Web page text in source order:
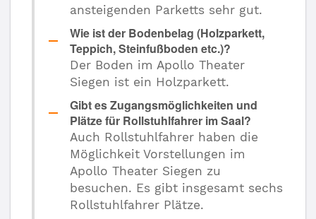
ansteigenden Parketts sehr gut.
Wie ist der Bodenbelag (Holzparkett,
Teppich, Steinfußboden etc.)?
Der Boden im Apollo Theater
Siegen ist ein Holzparkett.
Gibt es Zugangsmöglichkeiten und
Plätze für Rollstuhlfahrer im Saal?
Auch Rollstuhlfahrer haben die
Möglichkeit Vorstellungen im
Apollo Theater Siegen zu
besuchen. Es gibt insgesamt sechs
Rollstuhlfahrer Plätze.